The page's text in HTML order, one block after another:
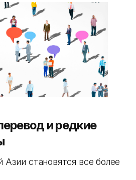
и редкие
становятся все более